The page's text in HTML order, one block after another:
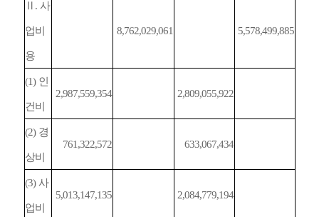
Ⅱ . 사
업비
용
8,762,029,061 5,578,499,885
(1) 인
건비
2,987,559,354 2,809,055,922
(2) 경
상비
761,322,572 633,067,434
(3)사
업비
5,013,147,135 2,084,779,194